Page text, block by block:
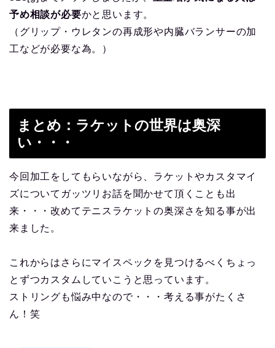
予め相談が必要かと思います。
（グリップ・ウレタンの再成形や内臓バランサーの加
工などが必要な為。）
まとめ：ラケットの世界は奥深
い・・・
今回加工をしてもらいながら、ラケットやカスタマイ
ズについてガッツリお話を聞かせて頂くことも出
来・・・改めてテニスラケットの奥深さを知る事が出
来ました。
これからはさらにマイスペックを見つけるべくちょっ
とずつカスタムしていこうと思っています。
ストリングも悩み中なので・・・考える事がたくさ
ん！笑